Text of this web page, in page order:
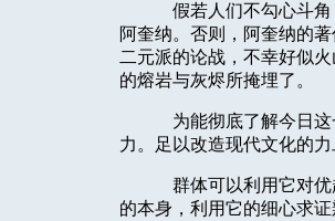
假若人们不勾心斗
阿奎纳。否则，阿奎纳的
二元派的论战，不幸好似
的熔岩与灰烬所掩埋了。
为能彻底了解今日
力。足以改造现代文化的
群体可以利用它对
的本身，利用它的细心求